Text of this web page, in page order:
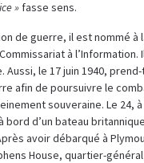
» fasse sens.
de guerre, il est nommé à
à
Aussi, le 17 juin 1940,
afin de poursuivre le
souveraine. Le 24,
bord d’un bateau
avoir débarqué à
House, quartier-